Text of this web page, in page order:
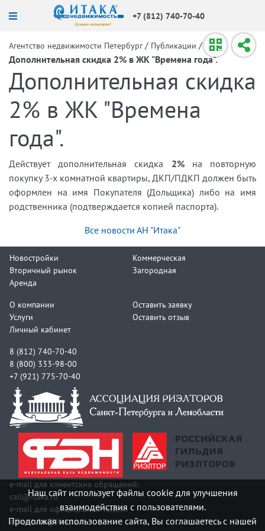
+7 (812) 740-70-40
Агентство недвижимости Петербург / Публикации /
Дополнительная скидка 2% в ЖК "Времена года".
Дополнительная скидка
2% в ЖК "Времена
года".
Действует дополнительная скидка 2%на повторную
покупку 3-х комнатной квартиры, ДКП/ПДКП должен быть
оформлен на имя Покупателя (Дольщика) либо на имя
родственника (подтверждается копией паспорта).
Все новости АН "Итака"
Новостройки
Вторичный рынок
Аренда
Коммерческая
Загородная
О компании
Услуги
Личный кабинет
Оставить заявку
Оставить отзыв
8 (812) 740-70-40
8 (800) 333-98-00
+7 (921) 775-70-40
e-mail для клиентских обращений:
call@itaka.ru
e-mail для официальных писем:
officeitaka@itaka.ru
Наш сайт использует файлы cookie для улучшения
взаимодействия с пользователями.
Продолжая использование сайта, Вы соглашаетесь с нашей